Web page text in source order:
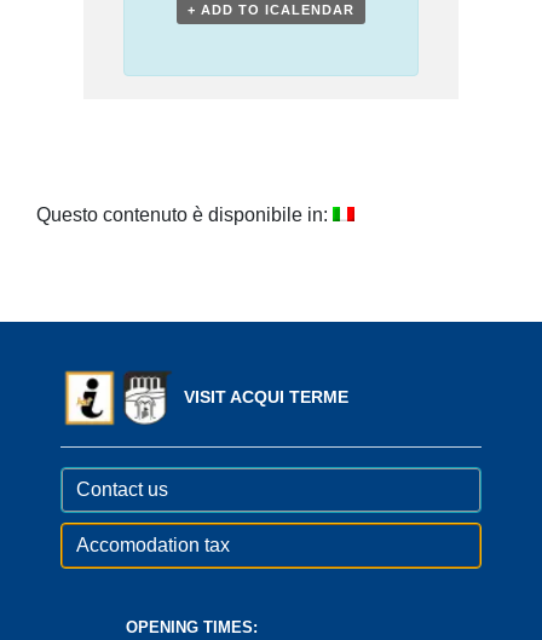
+ ADD TO ICALENDAR
Questo contenuto è disponibile in:
VISIT ACQUI TERME
Contact us
Accomodation tax
OPENING TIMES: